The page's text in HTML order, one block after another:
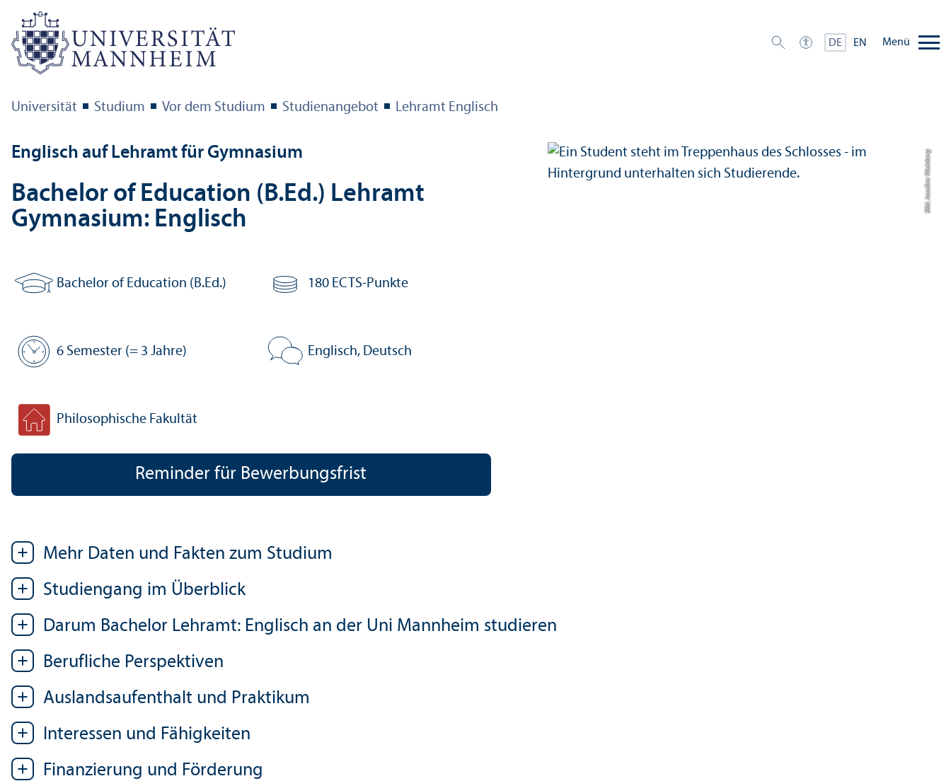
DE EN Menü
Universität Studium Vor dem Studium Studien­angebot Lehr­amt Englisch
Englisch auf Lehr­amt für Gymnasium
Bachelor of Education (B.Ed.) Lehr­amt
Gymnasium: Englisch
Abschluss:
Bachelor of Education (B.Ed.)
Anzahl Credits:
180 ECTS-Punkte
Regel­studien­zeit:
6 Semester (= 3 Jahre)
Veranstaltungs­sprache:
Englisch, Deutsch
Fakultät:
Philosophische Fakultät
Reminder für Bewerbungs­frist
Bild: Joseline Weinberg
Mehr Daten und Fakten zum Studium
Studien­gang im Über­blick
Darum Bachelor Lehr­amt: Englisch an der Uni Mannheim studieren
Berufliche Perspektiven
Auslands­aufenthalt und Praktikum
Interessen und Fähigkeiten
Finanzierung und Förderung